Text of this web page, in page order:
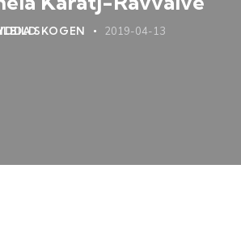
SKOGEN 2019-04-13